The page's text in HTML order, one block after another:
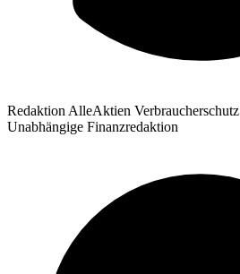
Redaktion AlleAktien Verbraucherschutz
Unabhängige Finanzredaktion